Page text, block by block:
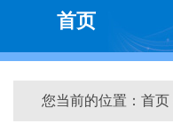
首页
您当前的位置： 首页